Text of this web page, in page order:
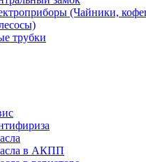
(Чайники,
трубки
в АКПП